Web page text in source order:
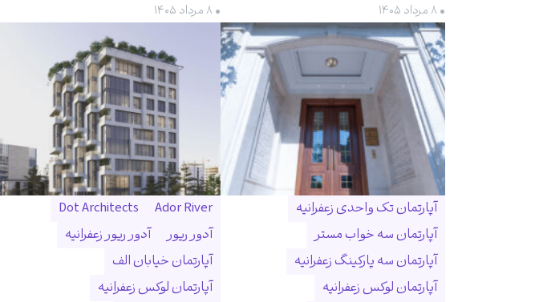
• ۸ مرداد ۱۴۰۵ • ۸ مرداد ۱۴۰۵
آپارتمان تک واحدی زعفرانیه
آپارتمان سه خواب مستر
آپارتمان سه پارکینگ زعفرانیه
آپارتمان لوکس زعفرانیه
Ador River
Dot Architects
آدور ریور
آدور ریور زعفرانیه
آپارتمان خیابان الف
آپارتمان لوکس زعفرانیه